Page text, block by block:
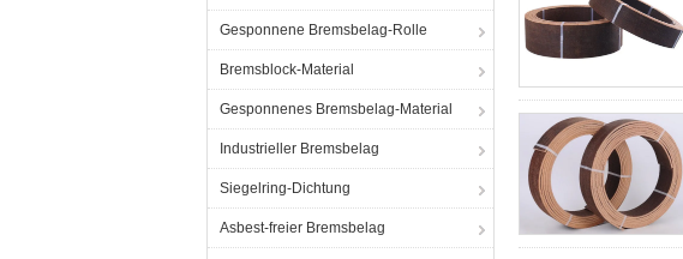
Gesponnene Bremsbelag-Rolle
Bremsblock-Material
Gesponnenes Bremsbelag-Material
Industrieller Bremsbelag
Siegelring-Dichtung
Asbest-freier Bremsbelag